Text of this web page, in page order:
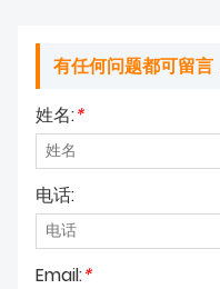
持EQ在线调音并保存，还提供MIC
益调整和固件OTA升级功能，全
有任何问题都可留
姓名:*
电话:
Email:*